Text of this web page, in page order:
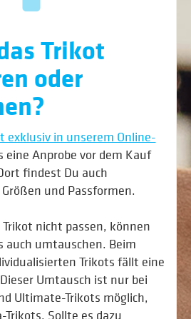
Trikot
oder
exklusiv in unserem Online-
eine Anprobe vor dem Kauf
findest Du auch
und Passformen.
nicht passen, können
auch umtauschen. Beim
Trikots fällt eine
Umtausch ist nur bei
Ultimate-Trikots möglich,
Trikots. Sollte es dazu